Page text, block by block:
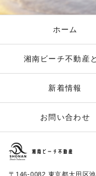
〒146-0082 東京都大田区
ホーム
湘南ビーチ不動産
新着情報
お問い合わせ